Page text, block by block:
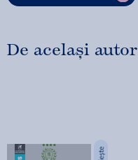
De același autor